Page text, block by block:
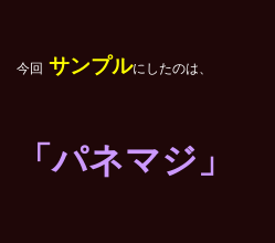
今回 サンプルにしたのは、
「パネマジ」